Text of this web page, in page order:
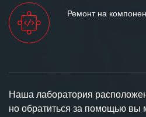
Ремонт на
Наша лаборатория
но обратиться за помощью вы